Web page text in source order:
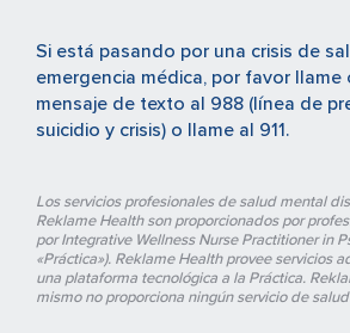
Si está pasando por una crisis de
emergencia médica, por favor llame
mensaje de texto al 988(línea de
suicidio y crisis) o llame al 911.
Los servicios profesionales de salud mental
Reklame Health son proporcionados por
por Integrative Wellness Nurse Practitioner in
«Práctica»). Reklame Health provee servicios
una plataforma tecnológica a la Práctica.
mismo no proporciona ningún servicio de